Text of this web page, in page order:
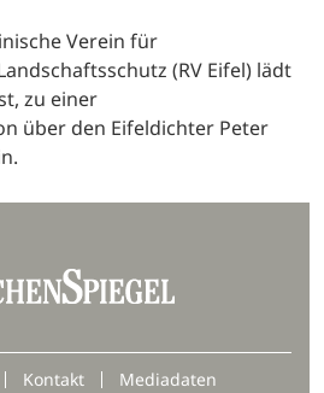
Verein für
(RV Eifel) lädt
zu einer
über den Eifeldichter Peter
Kontakt
Mediadaten